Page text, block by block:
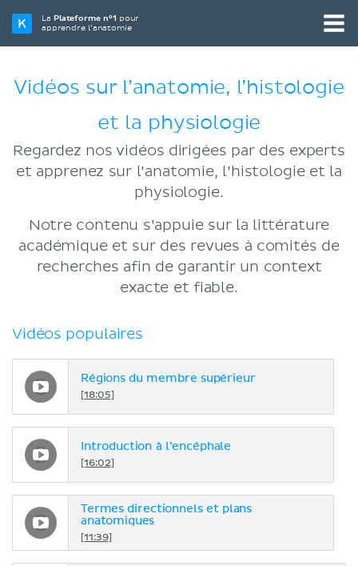
La Plateforme n°1 pour
apprendre l’anatomie
Vidéos sur l’anatomie, l’histologie
et la physiologie
Regardez nos vidéos dirigées par des experts
et apprenez sur l’anatomie, l’histologie et la
physiologie.
Notre contenu s’appuie sur la littérature
académique et sur des revues à comités de
recherches afin de garantir un context
exacte et fiable.
Vidéos populaires
Régions du membre supérieur
[18:05]
Introduction à l’encéphale
[16:02]
Termes directionnels et plans
anatomiques
[11:39]